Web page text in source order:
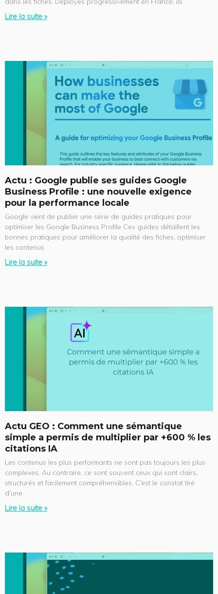
Lire la suite »
Actu : Google publie ses guides Google
Business Profile : une nouvelle exigence
pour la performance locale
Google vient de publier une série de guides pratiques pour
optimiser les Google Business Profile Ces guides détaillent les
bonnes pratiques pour améliorer la qualité des fiches, optimiser
les contenus
Lire la suite »
Actu GEO : Comment une sémantique
simple a permis de multiplier par +600 % les
citations IA
Les contenus les plus performants ne sont pas toujours les plus
complexes. Au contraire, ce sont souvent ceux qui sont clairs,
structurés et facilement compréhensibles. C’est le constat tiré
d’une
Lire la suite »